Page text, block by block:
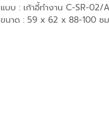
แบบ : เก้าอี้ทำงาน C-SR-02/
ขนาด : 59 x 62 x 88-100 ซ